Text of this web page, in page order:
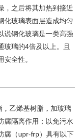
，之后将其加热到接近
化玻璃表面层造成均匀
说钢化玻璃是一类高强
玻璃的4倍及以上。且
全性。
乙烯基树脂，加玻璃
腐隔离作用；以免污水
腐（upr-frp）具有以下